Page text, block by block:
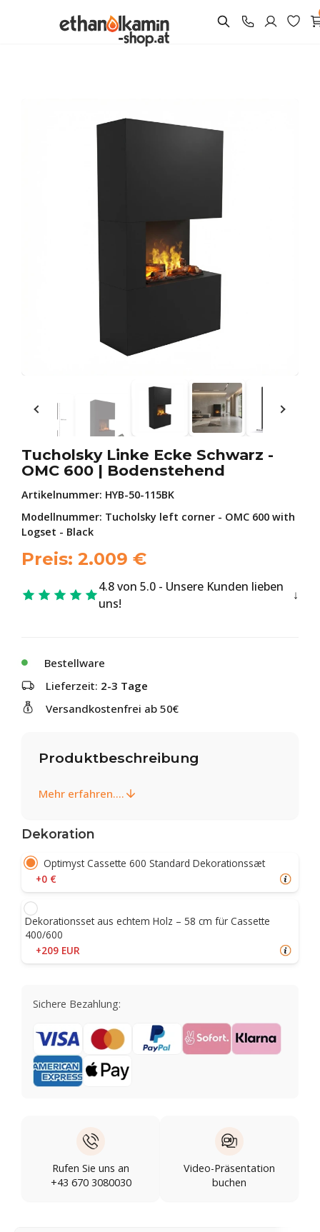
Tucholsky Linke Ecke Schwarz -
OMC 600 | Bodenstehend
Artikelnummer: HYB-50-115BK
Modellnummer: Tucholsky left corner - OMC 600 with
Logset - Black
Preis: 2.009 €
4.8 von 5.0 - Unsere Kunden lieben
uns!
Bestellware
Lieferzeit: 2-3 Tage
Versandkostenfrei ab 50€
Produktbeschreibung
Mehr erfahren....
Dekoration
Optimyst Cassette 600 Standard Dekorationssæt
+0 €
Dekorationsset aus echtem Holz – 58 cm für Cassette
400/600
+209 EUR
Sichere Bezahlung:
Rufen Sie uns an
+43 670 3080030
Video-Präsentation
buchen